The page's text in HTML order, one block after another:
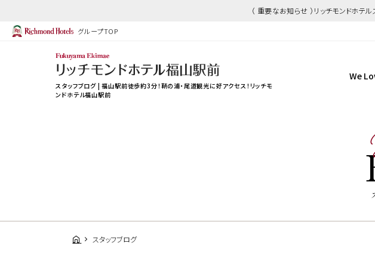
（ 重要なお知らせ ）リッチモンドホ
グループTOP
スタッフブログ | 福山駅前徒歩約3分！鞆の浦・尾道観光に好アクセス！リッチモ
ンドホテル福山駅前
We
スタッフブログ